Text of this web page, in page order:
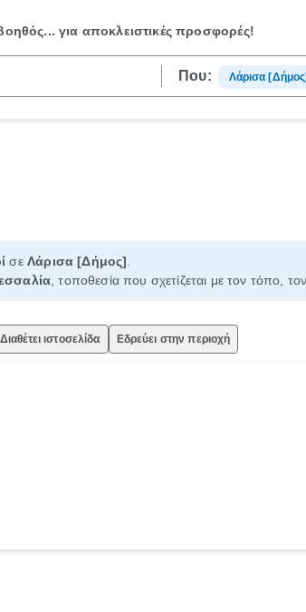
για αποκλειστικές προσφορές!
Που: Λάρισα [Δήμος]
σεΛάρισα [Δήμος]
, τοποθεσία που σχετίζεται με τον τόπο,
Διαθέτει ιστοσελίδα Εδρεύει στην περιοχή